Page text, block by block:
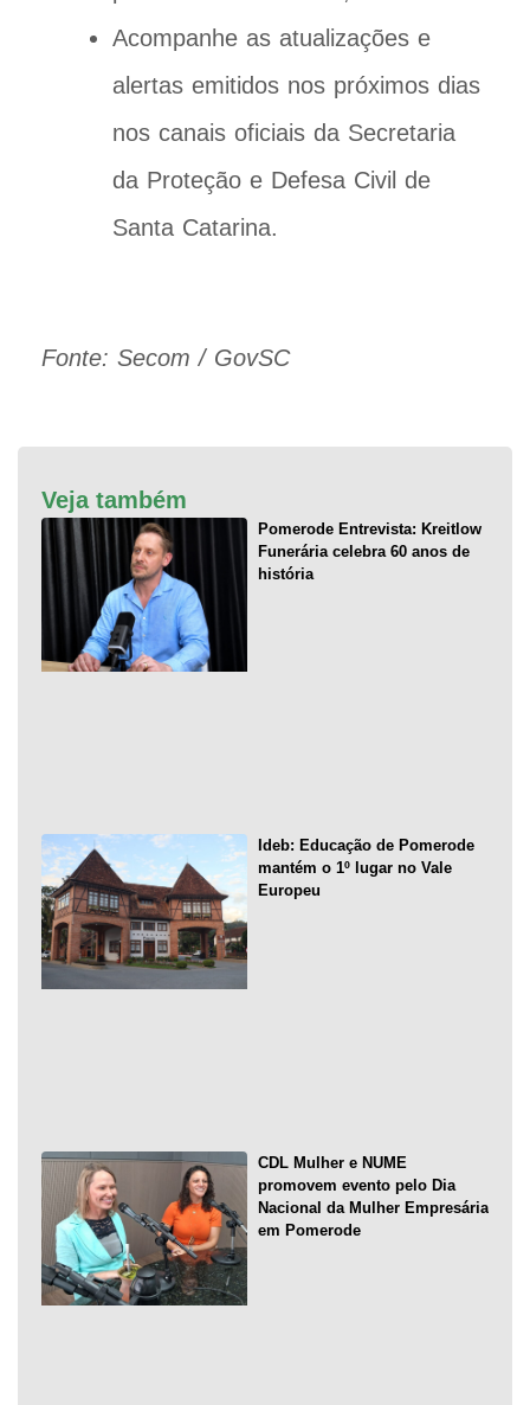
Acompanhe as atualizações e
alertas emitidos nos próximos dias
nos canais oficiais da Secretaria
da Proteção e Defesa Civil de
Santa Catarina.
Fonte: Secom / GovSC
Veja também
Pomerode Entrevista: Kreitlow
Funerária celebra 60 anos de
história
Ideb: Educação de Pomerode
mantém o 1º lugar no Vale
Europeu
CDL Mulher e NUME
promovem evento pelo Dia
Nacional da Mulher Empresária
em Pomerode